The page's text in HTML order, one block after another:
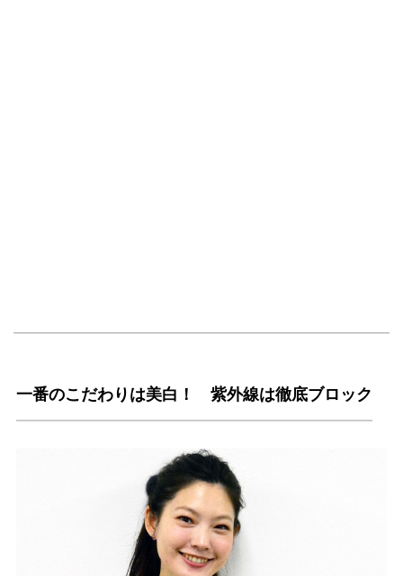
一番のこだわりは美白！ 紫外線は徹底ブロック